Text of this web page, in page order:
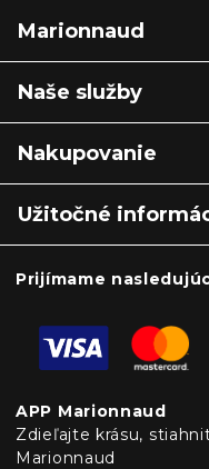
Marionnaud
Naše služby
Nakupovanie
Užitočné
Prijímame
APP Marionnaud
Zdieľajte krásu,
Marionnaud